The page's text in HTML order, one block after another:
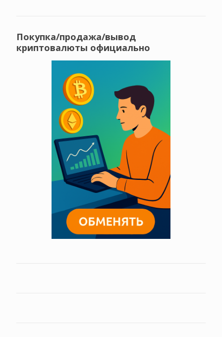
Покупка/продажа/вывод
криптовалюты официально